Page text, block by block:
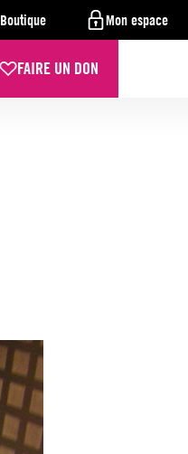
Boutique Mon espace
FAIRE UN DON